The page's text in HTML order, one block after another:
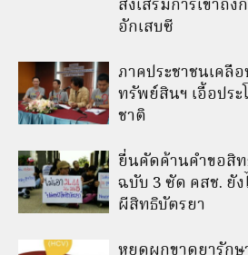
ส่งเสริมการเข้าถึง
อักเสบซี
ภาคประชาชนเคลื
ทรัพย์สินฯ เอื้อปร
ชาติ
ยื่นคัดค้านคำขอสิ
ฉบับ 3 ซัด คสช. ยั
ผีสิทธิบัตรยา